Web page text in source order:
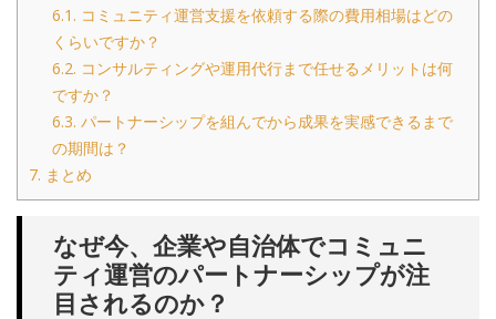
6.1. コミュニティ運営支援を依頼する際の費用相場はどの
くらいですか？
6.2. コンサルティングや運用代行まで任せるメリットは何
ですか？
6.3. パートナーシップを組んでから成果を実感できるまで
の期間は？
7. まとめ
なぜ今、企業や自治体でコミュニ
ティ運営のパートナーシップが注
目されるのか？